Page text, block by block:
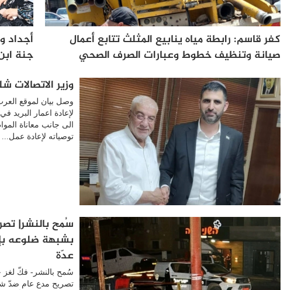
كفر قاسم: رابطة مياه ينابيع المثلث تتابع أعمال
صيانة وتنظيف خطوط وعبارات الصرف الصحي
أجداد
جنة
وزير الاتصالات
وصل بيان لموقع
لإعادة اعمار البريد
الى جانب معاناة
توصياته لإعادة عمل...
بشبهة ضلوعه
عدّة
سُمح بالنشر- فكّ لغز